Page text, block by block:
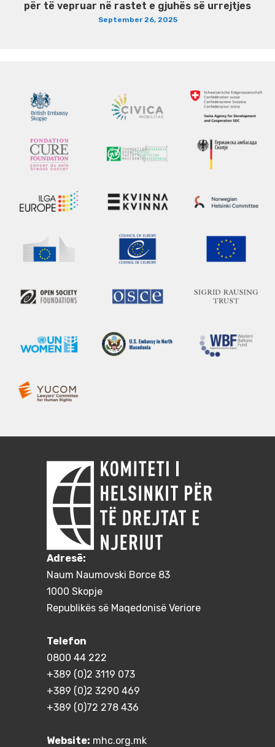
për të vepruar në rastet e gjuhës së urrejtjes
September 26, 2025
Adresë:
Naum Naumovski Borce 83
1000 Skopje
Republikës së Maqedonisë Veriore
Telefon
0800 44 222
+389 (0)2 3119 073
+389 (0)2 3290 469
+389 (0)72 278 436
Website: mhc.org.mk